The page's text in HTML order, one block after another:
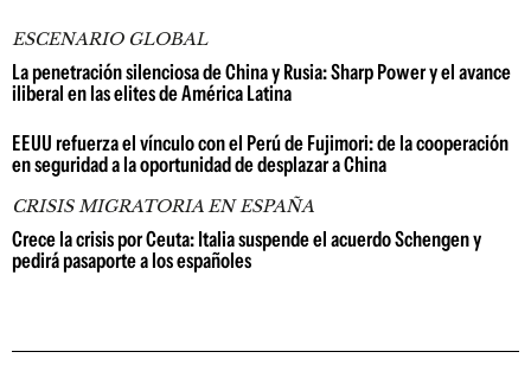
ESCENARIO GLOBAL
La penetración silenciosa de China y Rusia: Sharp Power y el avance
iliberal en las elites de América Latina
EEUU refuerza el vínculo con el Perú de Fujimori: de la cooperación
en seguridad a la oportunidad de desplazar a China
CRISIS MIGRATORIA EN ESPAÑA
Crece la crisis por Ceuta: Italia suspende el acuerdo Schengen y
pedirá pasaporte a los españoles